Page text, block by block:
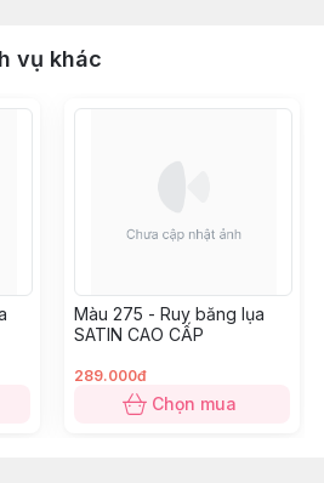
vụ khác
Màu 275 - Ruy băng lụa
SATIN CAO CẤP
289.000đ
Chọn mua